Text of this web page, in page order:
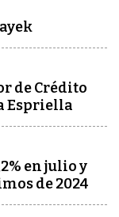
de Crédito
Espriella
en julio y
de 2024